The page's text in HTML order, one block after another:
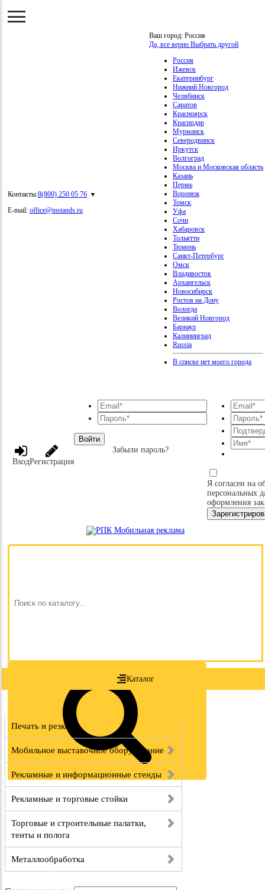
Контакты:8(800) 250 05 76
E-mail: office@mstands.ru
Ваш город: Россия
Да, все верно Выбрать другой
Россия
Ижевск
Екатеринбург
Нижний Новгород
Челябинск
Саратов
Красноярск
Краснодар
Мурманск
Северодвинск
Иркутск
Волгоград
Москва и Московская область
Казань
Пермь
Воронеж
Томск
Уфа
Сочи
Хабаровск
Тольятти
Тюмень
Санкт-Петербург
Омск
Владивосток
Архангельск
Новосибирск
Ростов на Дону
Вологда
Великий Новгород
Барнаул
Калининград
Russia
В списке нет моего города
Каталог
ВходРегистрация
Войти
Забыли пароль?
Я согласен на
персональных
оформления
Печать и резка
Мобильное выставочное оборудование
Рекламные и информационные стенды
Рекламные и торговые стойки
Торговые и строительные палатки,
тенты и полога
Металлообработка